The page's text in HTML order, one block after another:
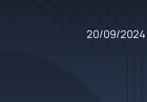
20/09/2024